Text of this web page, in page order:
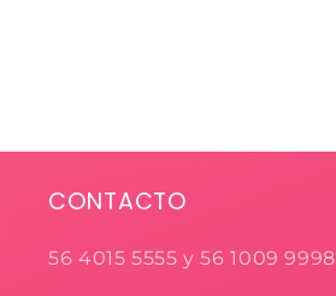
CONTACTO
56 4015 5555 y 56 1009 9998